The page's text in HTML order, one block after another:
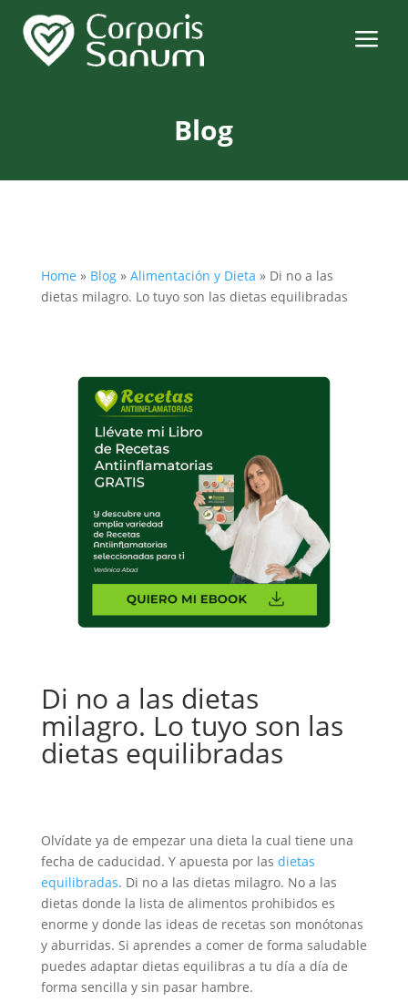
a
Blog
Home » Blog» Alimentación y Dieta » Di no a las
dietas milagro. Lo tuyo son las dietas equilibradas
Di no a las dietas
milagro. Lo tuyo son las
dietas equilibradas
Olvídate ya de empezar una dieta la cual tiene una
fecha de caducidad. Y apuesta por las dietas
equilibradas. Di no a las dietas milagro. No a las
dietas donde la lista de alimentos prohibidos es
enorme y donde las ideas de recetas son monótonas
y aburridas. Si aprendes a comer de forma saludable
puedes adaptar dietas equilibras a tu día a día de
forma sencilla y sin pasar hambre.